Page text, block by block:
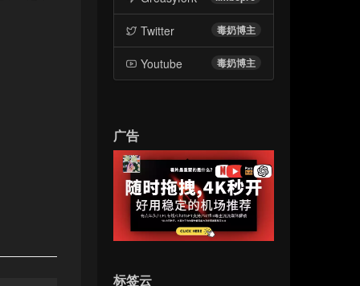
毒奶博主
Twitter
毒奶博主
Youtube
广告
标签云